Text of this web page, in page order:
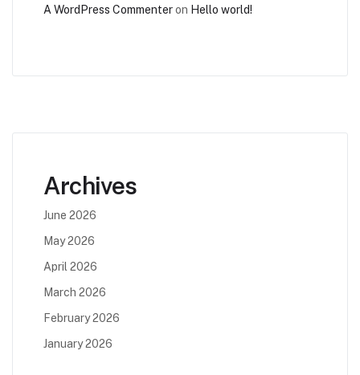
A WordPress Commenteron Hello world!
Archives
June 2026
May 2026
April 2026
March 2026
February 2026
January 2026